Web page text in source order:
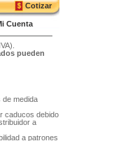
Cotizar
Cuenta
pueden
de medida
caducos debido
a
a patrones